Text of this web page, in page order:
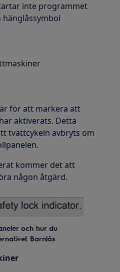
inte programmet
hänglåssymbol
för att markera att
aktiverats. Detta
tvättcykeln avbryts om
kommer det att
någon åtgärd.
och hur du
Barnlås